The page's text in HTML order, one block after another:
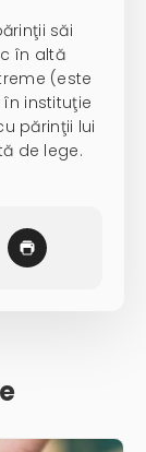
săi
în altă
(este
instituţie
părinţii lui
de lege.